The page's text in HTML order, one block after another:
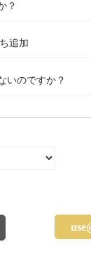
？
追加
いのですか？